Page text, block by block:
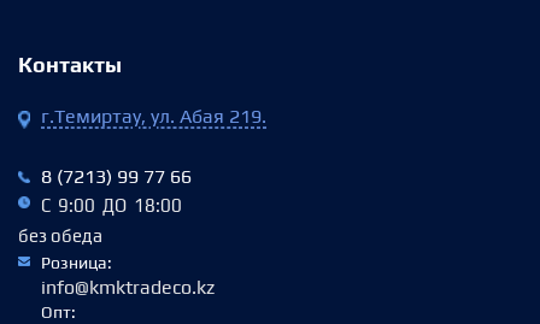
Контакты
г.Темиртау, ул. Абая 219.
8 (7213) 99 77 66
С 9:00 ДО 18:00
без обеда
Розница:
info@kmktradeco.kz
Опт: